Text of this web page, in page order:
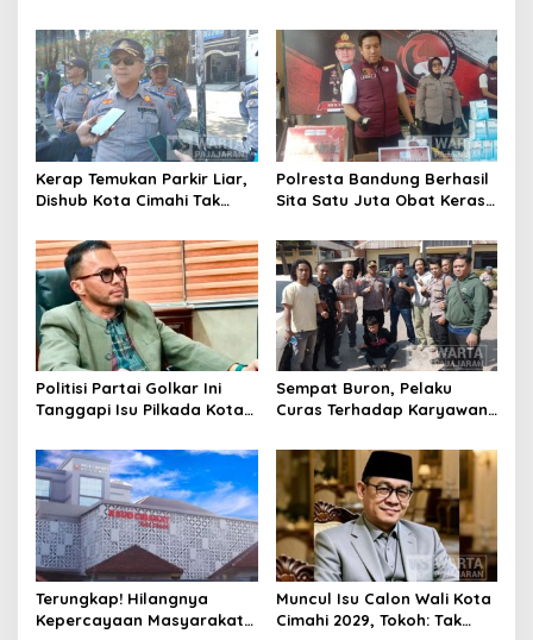
Motor Berknalpot Brong
Riau
Kerap Temukan Parkir Liar,
Dishub Kota Cimahi Tak
Pembinaan
Polresta Bandung Berhasil
Sita Satu Juta Obat Keras
Kasus Narkoba
Politisi Partai Golkar Ini
Tanggapi Isu Pilkada Kota
Sempat Buron, Pelaku
Curas Terhadap Karyawan
Ditangkap Polisi
Terungkap! Hilangnya
Kepercayaan Masyarakat
Muncul Isu Calon Wali Kota
Cimahi 2029, Tokoh: Tak